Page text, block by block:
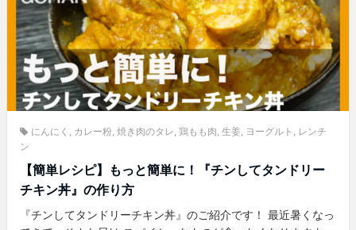
にんにく , カレー粉, 焼き肉のタレ, 鶏もも肉, 生姜, ヨーグルト , レンチ
ン
【簡単レシピ】もっと簡単に！『チンしてタンドリー
チキン丼』の作り方
『チンしてタンドリーチキン丼』のご紹介です！ 最近暑くなっ